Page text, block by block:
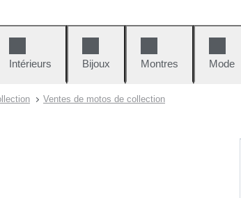
Intérieurs Bijoux Montres Mode
Ventes de motos de collection